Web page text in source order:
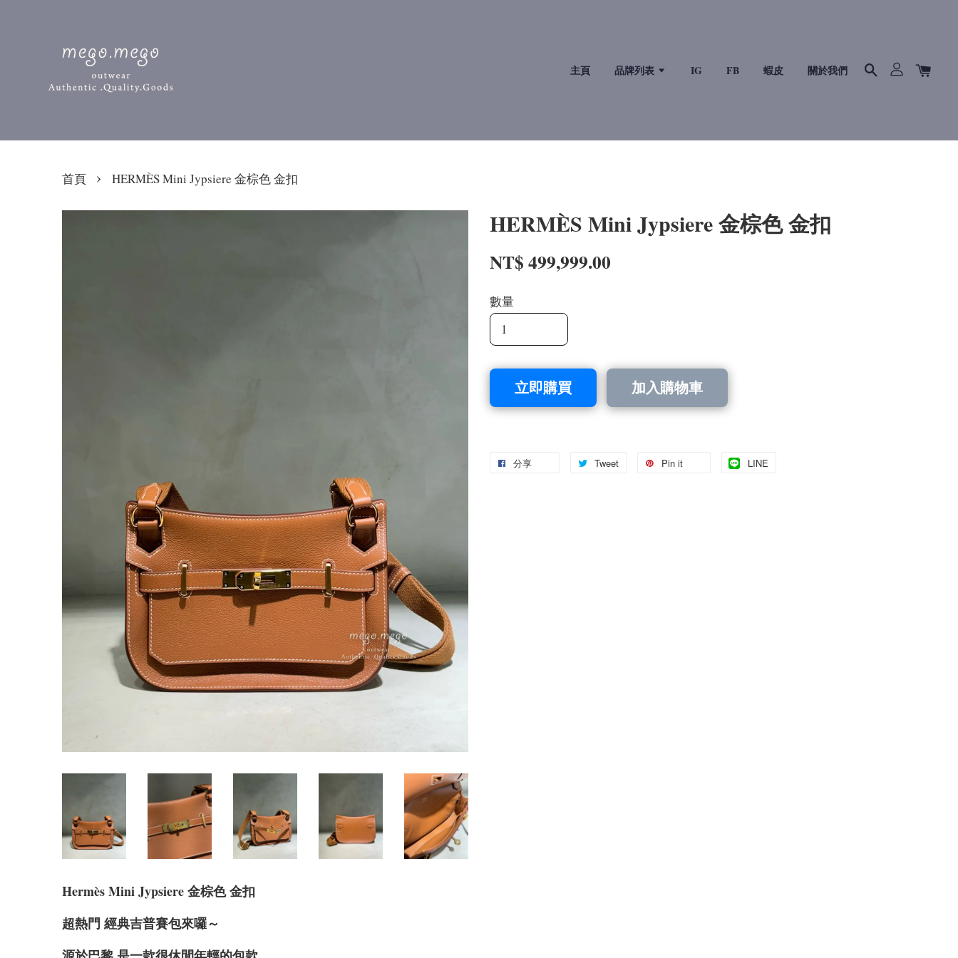
主頁 品牌列表 IG FB 蝦皮 關於我們
首頁 › HERMÈS Mini Jypsiere 金棕色 金扣
HERMÈS Mini Jypsiere 金棕色 金扣
NT$ 499,999.00
數量
立即購買 加入購物車
分享 Tweet Pin it LINE
Hermès Mini Jypsiere 金棕色 金扣
超熱門 經典吉普賽包來囉～